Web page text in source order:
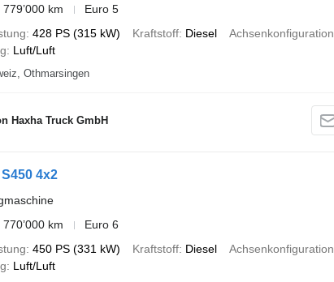
779’000 km
Euro 5
428 PS (315 kW) Kraftstoff Diesel Achsenkonfiguration
Luft/Luft
Othmarsingen
Haxha Truck GmbH
4x2
770’000 km
Euro 6
450 PS (331 kW) Kraftstoff Diesel Achsenkonfiguration
Luft/Luft